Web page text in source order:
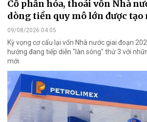
Cổ phần hóa, thoái vốn Nhà
dòng tiền quy mô lớn được tạo
09/08/2026 04:05
Kỳ vọng cơ cấu lại vốn Nhà nước giai đoạn
hướng đang tiếp diễn "làn sóng" thứ 3 với
mới.